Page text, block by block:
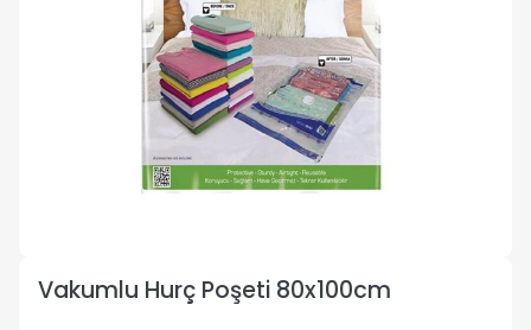
Vakumlu Hurç Poşeti 80x100cm